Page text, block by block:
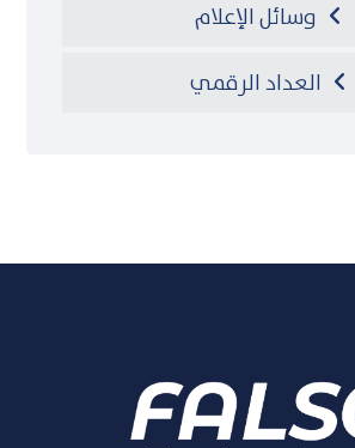
وسائل الإعلام
العداد الرقمي